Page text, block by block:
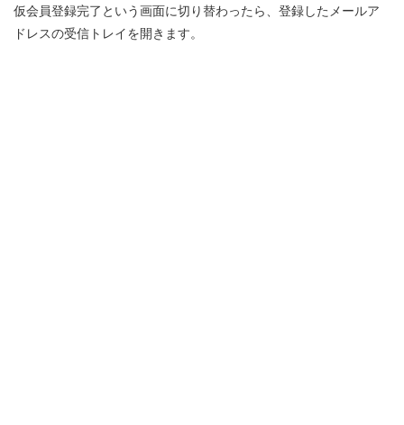
仮会員登録完了という画面に切り替わったら、登録したメールア
ドレスの受信トレイを開きます。